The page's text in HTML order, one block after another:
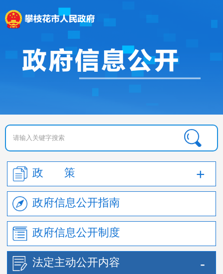
政 策
政府信息公开指南
政府信息公开制度
法定主动公开内容